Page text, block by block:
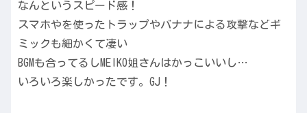
なんというスピード感！
スマホやを使ったトラップやバナナによる攻撃などギ
ミックも細かくて凄い
BGMも合ってるしMEIKO姐さんはかっこいいし…
いろいろ楽しかったです。GJ！